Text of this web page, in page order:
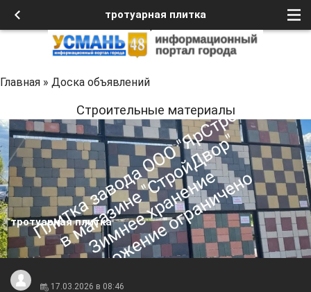
тротуарная плитка
Главная » Доска объявлений
Строительные материалы
тротуарная плитка
17.03.2026 в 08:46